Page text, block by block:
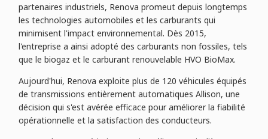
partenaires industriels, Renova promeut depuis longtemps
les technologies automobiles et les carburants qui
minimisent l'impact environnemental. Dès 2015,
l'entreprise a ainsi adopté des carburants non fossiles, tels
que le biogaz et le carburant renouvelable HVO BioMax.
Aujourd'hui, Renova exploite plus de 120 véhicules équipés
de transmissions entièrement automatiques Allison, une
décision qui s'est avérée efficace pour améliorer la fiabilité
opérationnelle et la satisfaction des conducteurs.